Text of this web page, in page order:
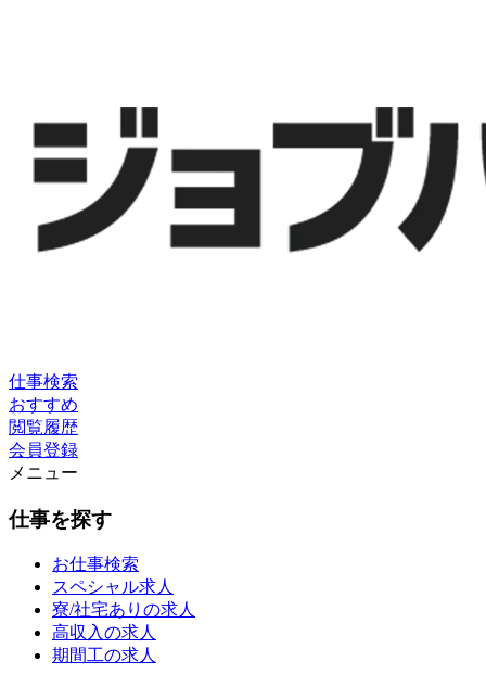
仕事検索
おすすめ
閲覧履歴
会員登録
メニュー
仕事を探す
お仕事検索
スペシャル求人
寮/社宅ありの求人
高収入の求人
期間工の求人